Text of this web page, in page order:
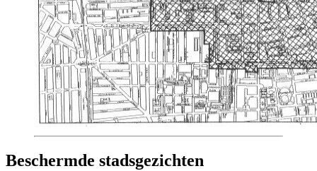
Beschermde stadsgezichten